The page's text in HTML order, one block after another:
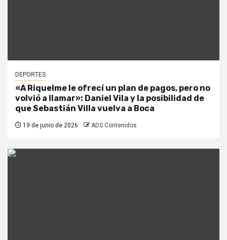
DEPORTES
«A Riquelme le ofrecí un plan de pagos, pero no
volvió a llamar»: Daniel Vila y la posibilidad de
que Sebastián Villa vuelva a Boca
19 de junio de 2026 ADS Contenidos